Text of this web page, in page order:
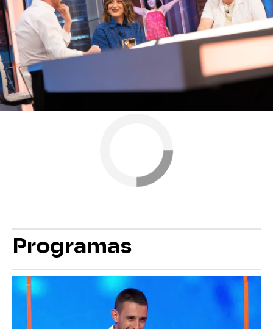
Antena 3 » Programas » El Hormiguero
» Entrevistas El
Hormiguero
Programas